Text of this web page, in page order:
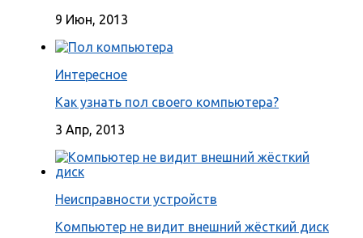
9 Июн, 2013
Интересное
Как узнать пол своего компьютера?
3 Апр, 2013
Неисправности устройств
Компьютер не видит внешний жёсткий диск